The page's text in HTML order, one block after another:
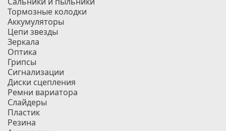
Тормозные колодки
Аккумуляторы
Цепи звезды
Зеркала
Оптика
Грипсы
Сигнализации
Диски сцепления
Ремни вариатора
Слайдеры
Пластик
Резина